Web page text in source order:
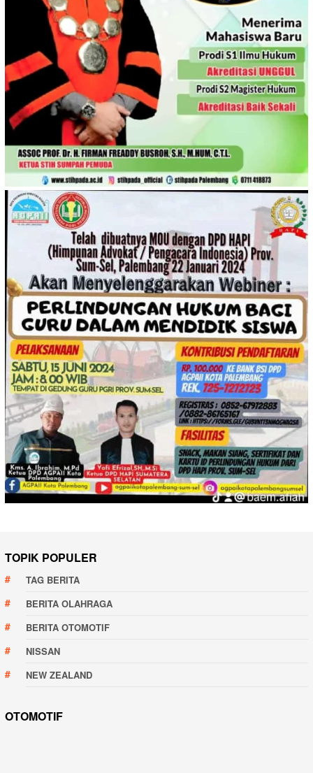
TOPIK POPULER
TAG BERITA
BERITA OLAHRAGA
BERITA OTOMOTIF
NISSAN
NEW ZEALAND
OTOMOTIF